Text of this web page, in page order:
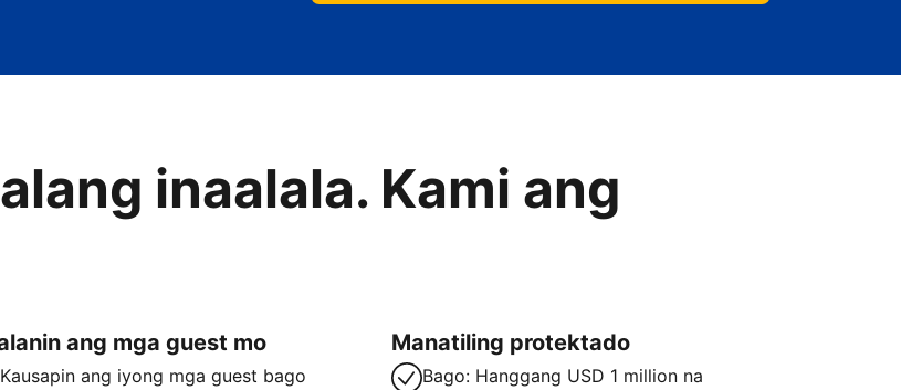
inaalala. Kami ang
ang mga guest mo
Kausapin ang iyong mga guest bago
Manatiling protektado
Bago: Hanggang USD 1 million na